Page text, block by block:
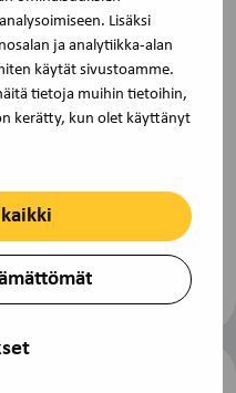
Lisäksi
ja analytiikka-alan
käytät sivustoamme.
tietoja muihin tietoihin,
kerätty, kun olet käyttänyt
kaksi viikkoa ennen
tai et peru
3030.